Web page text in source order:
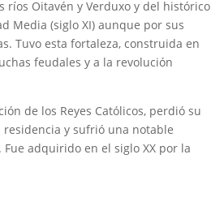
ríos Oitavén y Verduxo y del histórico
Media (siglo XI) aunque por sus
Tuvo esta fortaleza, construida en
feudales y a la revolución
de los Reyes Católicos, perdió su
y sufrió una notable
adquirido en el siglo XX por la